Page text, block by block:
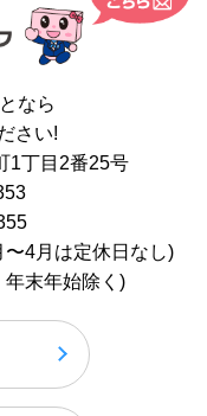
なら
さい!
1丁目2番25号
4月は定休日なし)
末年始除く)